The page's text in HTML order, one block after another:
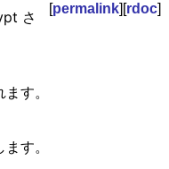
[permalink][rdoc]
さ
す。
す。